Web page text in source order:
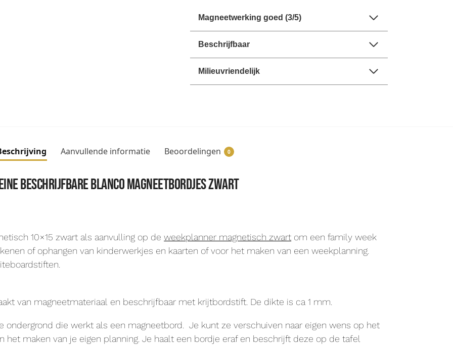
Magneetwerking goed (3/5)
Beschrijfbaar
Milieuvriendelijk
Aanvullende informatie Beoordelingen 0
beschrijfbare blanco magneetbordjes zwart
10×15 zwart als aanvulling op deweekplanner magnetisch zwart om een family week
of ophangen van kinderwerkjes en kaarten of voor het maken van een weekplanning.
van magneetmateriaal en beschrijfbaar met krijtbordstift. De dikte is ca 1 mm.
ondergrond die werkt als een magneetbord. Je kunt ze verschuiven naar eigen wens op het
het maken van je eigen planning. Je haalt een bordje eraf en beschrijft deze op de tafel